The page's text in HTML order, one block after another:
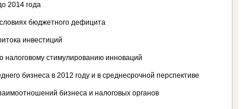
2014 года
бюджетного дефицита
инвестиций
налоговому стимулированию инноваций
бизнеса в 2012 году и в среднесрочной перспективе
бизнеса и налоговых органов